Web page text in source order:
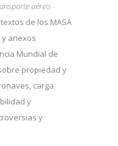
aéreo
de los MASA
anexos
Mundial de
propiedad y
carga
y
y